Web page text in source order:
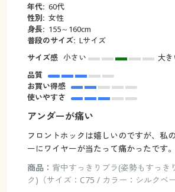
年代: 60代
性別: 女性
身長: 155～160cm
普段のサイズ: Lサイズ
サイズ感 小さい
大き
品質
お買い得感
使いやすさ
アンダーが痛い
フロントホックは嬉しいのですが、私
ーにワイヤーが当たって痛かったです。
商品： 背中すっきりブラ(姿勢もすっき
ク)（サイズ：C75 / カラー：シルクベー